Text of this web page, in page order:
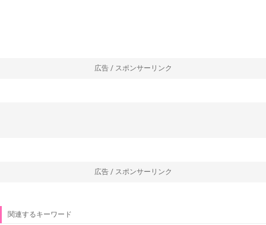
広告 / スポンサーリンク
広告 / スポンサーリンク
関連するキーワード